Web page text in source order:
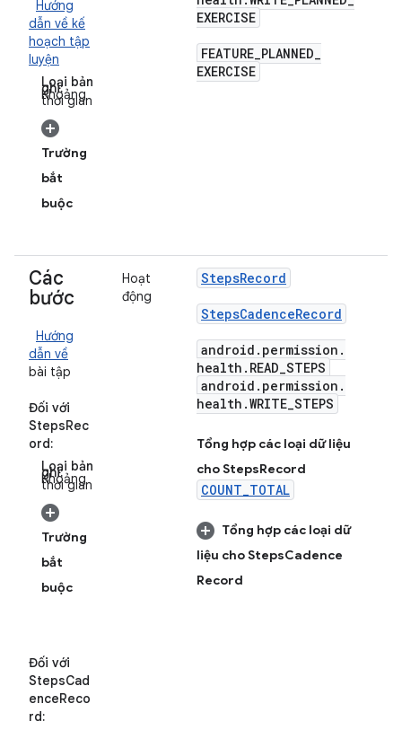
Hướng
dẫn về kế
hoạch tập
luyện
Loại bản
ghi:
Khoảng
thời gian
Trường
bắt
buộc
EXERCISE
FEATURE_PLANNED_
EXERCISE
Các
bước
Hướng
dẫn về
bài tập
Đối với
StepsRec
ord:
Loại bản
ghi:
Khoảng
thời gian
Trường
bắt
buộc
Đối với
StepsCad
enceReco
rd:
Hoạt
động
StepsRecord
StepsCadenceRecord
android . permission .
health . READ_STEPS
android . permission .
health .WRITE_STEPS
Tổng hợp các loại dữ liệu
cho StepsRecord
COUNT_TOTAL
Tổng hợp các loại dữ
liệu cho StepsCadence
Record